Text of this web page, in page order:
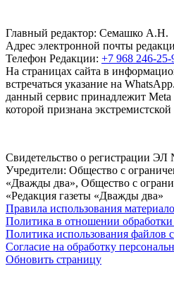
Главный редактор: Семашко А.Н.
Адрес электронной почты
Телефон Редакции: +7 968 246-25-
На страницах сайта в
встречаться указание на
данный сервис принадлежит Meta
которой признана
Свидетельство о регистрации
Учредители: Общество с
«Дважды два», Общество с
«Редакция газеты «Дважды два»
Правила использования
Политика в отношении
Политика использования файлов
Согласие на обработку
Обновить страницу